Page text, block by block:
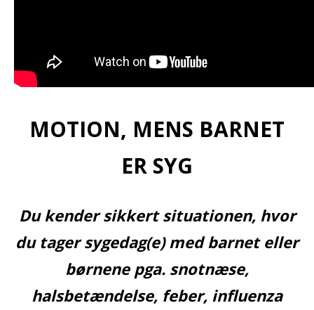
MOTION, MENS BARNET
ER SYG
Du kender sikkert situationen, hvor
du tager sygedag(e) med barnet eller
børnene pga. snotnæse,
halsbetændelse, feber, influenza